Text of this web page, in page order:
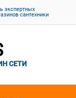
экспертных
сантехники
СЕТИ